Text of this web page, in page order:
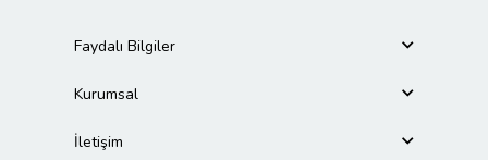
Faydalı Bilgiler
Kurumsal
İletişim